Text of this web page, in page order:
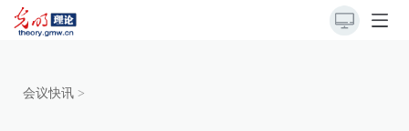
会议快讯 >